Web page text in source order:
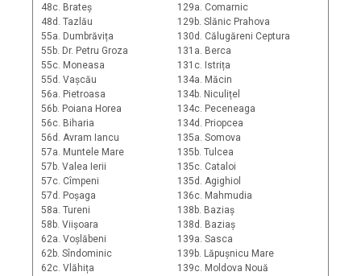
48c. Brateș
48d. Tazlău
55a. Dumbrăvița
55b. Dr. Petru Groza
55c. Moneasa
55d. Vașcău
56a. Pietroasa
56b. Poiana Horea
56c. Biharia
56d. Avram Iancu
57a. Muntele Mare
57b. Valea Ierii
57c. Cîmpeni
57d. Poșaga
58a. Tureni
58b. Viișoara
62a. Voșlăbeni
62b. Sîndominic
62c. Vlăhița
129a. Comarnic
129b. Slănic Prahova
130d. Călugăreni Ceptura
131a. Berca
131c. Istrița
134a. Măcin
134b. Niculițel
134c. Peceneaga
134d. Priopcea
135a. Somova
135b. Tulcea
135c. Cataloi
135d. Agighiol
136c. Mahmudia
138b. Baziaș
138d. Baziaș
139a. Sasca
139b. Lăpușnicu Mare
139c. Moldova Nouă